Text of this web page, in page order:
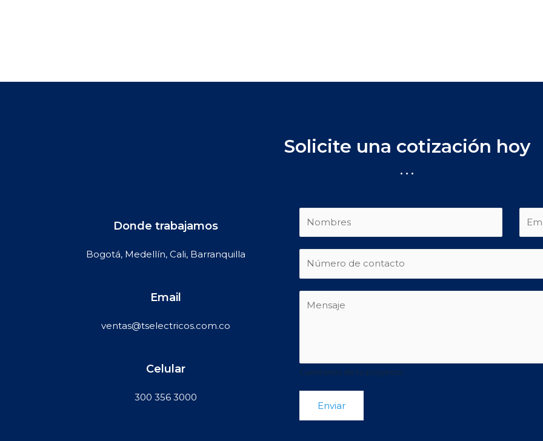
Solicite una cotización hoy
...
Donde trabajamos
Bogotá, Medellín, Cali, Barranquilla
Email
ventas@tselectricos.com.co
Celular
300 356 3000
Cuentanos de tu proyecto
Enviar